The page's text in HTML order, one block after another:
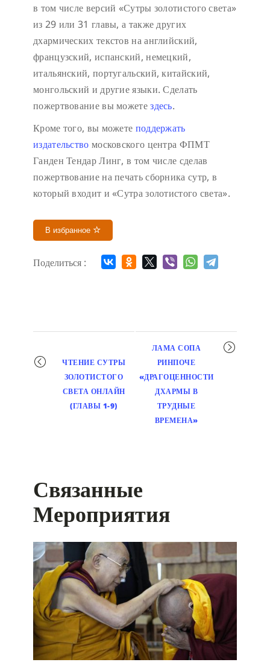
в том числе версий «Сутры золотистого света»
из 29 или 31 главы, а также других
дхармических текстов на английский,
французский, испанский, немецкий,
итальянский, португальский, китайский,
монгольский и другие языки. Сделать
пожертвование вы можетездесь.
Кроме того, вы можете поддержать
издательство московского центра ФПМТ
Ганден Тендар Линг, в том числе сделав
пожертвование на печать сборника сутр, в
который входит и «Сутра золотистого света».
В избранное
Поделиться :
Мероприятие
навигация
ЧТЕНИЕ СУТРЫ
ЗОЛОТИСТОГО
СВЕТА ОНЛАЙН
(ГЛАВЫ 1-9)
ЛАМА СОПА
РИНПОЧЕ
«ДРАГОЦЕННОСТИ
ДХАРМЫ В
ТРУДНЫЕ
ВРЕМЕНА»
Связанные
Мероприятия